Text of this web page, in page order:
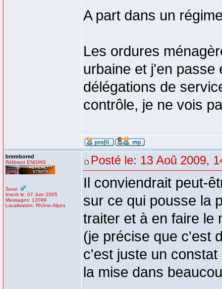
A part dans un
Les ordures
urbaine et j'en passe
délégations de
contrôle, je ne vois
brembored
Référent ENGINS
Sexe:
Inscrit le: 07 Juin 2005
Messages: 12099
Localisation: Rhône-Alpes
Posté le: 13 Aoû 2009,
Il conviendrait peut-
sur ce qui pousse la
traiter et à en faire le
(je précise que c'est
c'est juste un
la mise dans